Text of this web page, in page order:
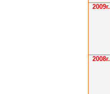
2009г.
2008г.